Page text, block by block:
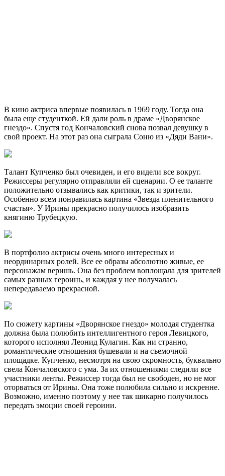
В кино актриса впервые появилась в 1969 году. Тогда она
была еще студенткой. Ей дали роль в драме «Дворянское
гнездо». Спустя год Кончаловский снова позвал девушку в
свой проект. На этот раз она сыграла Соню из «Дяди Вани».
Талант Купченко был очевиден, и его видели все вокруг.
Режиссеры регулярно отправляли ей сценарии. О ее таланте
положительно отзывались как критики, так и зрители.
Особенно всем понравилась картина «Звезда пленительного
счастья». У Ирины прекрасно получилось изобразить
княгиню Трубецкую.
В портфолио актрисы очень много интересных и
неординарных ролей. Все ее образы абсолютно живые, ее
персонажам веришь. Она без проблем воплощала для зрителей
самых разных героинь, и каждая у нее получалась
непередаваемо прекрасной.
По сюжету картины «Дворянское гнездо» молодая студентка
должна была полюбить интеллигентного героя Левицкого,
которого исполнял Леонид Кулагин. Как ни странно,
романтические отношения бушевали и на съемочной
площадке. Купченко, несмотря на свою скромность, буквально
свела Кончаловского с ума. За их отношениями следили все
участники ленты. Режиссер тогда был не свободен, но не мог
оторваться от Ирины. Она тоже полюбила сильно и искренне.
Возможно, именно поэтому у нее так шикарно получилось
передать эмоции своей героини.